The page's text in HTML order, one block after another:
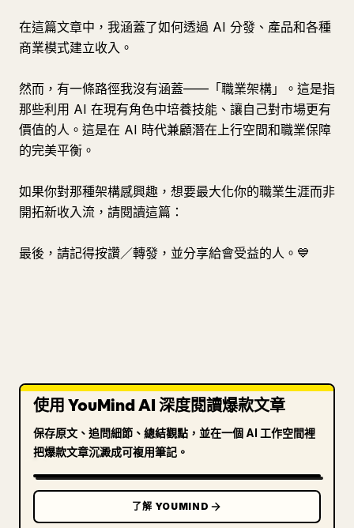
在這篇文章中，我涵蓋了如何透過 AI 分發、產品和各種
商業模式建立收入。
然而，有一條路徑我沒有涵蓋——「職業架構」。這是指
那些利用 AI 在現有角色中培養技能、讓自己對市場更有
價值的人。這是在 AI 時代兼顧潛在上行空間和職業保障
的完美平衡。
如果你對那種架構感興趣，想要最大化你的職業生涯而非
開拓新收入流，請閱讀這篇：
最後，請記得按讚／轉發，並分享給會受益的人。💙
使用 YouMind AI 深度閱讀爆款文章
保存原文、追問細節、總結觀點，並在一個 AI 工作空間裡
把爆款文章沉澱成可複用筆記。
了解 YOUMIND